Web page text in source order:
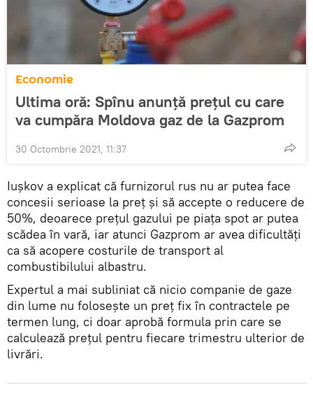
Economie
Ultima oră: Spînu anunță prețul cu care
va cumpăra Moldova gaz de la Gazprom
30 Octombrie 2021, 11:37
Iușkov a explicat că furnizorul rus nu ar putea face
concesii serioase la preț și să accepte o reducere de
50%, deoarece prețul gazului pe piața spot ar putea
scădea în vară, iar atunci Gazprom ar avea dificultăți
ca să acopere costurile de transport al
combustibilului albastru.
Expertul a mai subliniat că nicio companie de gaze
din lume nu folosește un preț fix în contractele pe
termen lung, ci doar aprobă formula prin care se
calculează prețul pentru fiecare trimestru ulterior de
livrări.